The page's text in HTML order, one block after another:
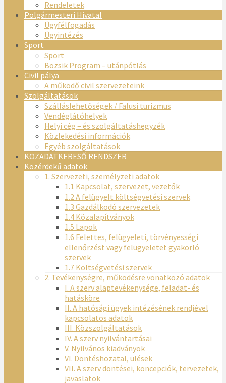
Rendeletek
Polgármesteri Hivatal
Ügyfélfogadás
Ügyintézés
Sport
Sport
Bozsik Program – utánpótlás
Civil pálya
A működő civil szervezeteink
Szolgáltatások
Szálláslehetőségek / Falusi turizmus
Vendéglátóhelyek
Helyi cég – és szolgáltatáshegyzék
Közlekedési információk
Egyéb szolgáltatások
KÖZADATKERESŐ RENDSZER
Közérdekű adatok
1. Szervezeti, személyzeti adatok
1.1 Kapcsolat, szervezet, vezetők
1.2 A felügyelt költségvetési szervek
1.3 Gazdálkodó szervezetek
1.4 Közalapítványok
1.5 Lapok
1.6 Felettes, felügyeleti, törvényességi
ellenőrzést vagy felügyeletet gyakorló
szervek
1.7 Költségvetési szervek
2. Tevékenységre, működésre vonatkozó adatok
I. A szerv alaptevékenysége, feladat- és
hatásköre
II. A hatósági ügyek intézésének rendjével
kapcsolatos adatok
III. Közszolgáltatások
IV. A szerv nyilvántartásai
V. Nyilvános kiadványok
VI. Döntéshozatal, ülések
VII. A szerv döntései, koncepciók, tervezetek,
javaslatok